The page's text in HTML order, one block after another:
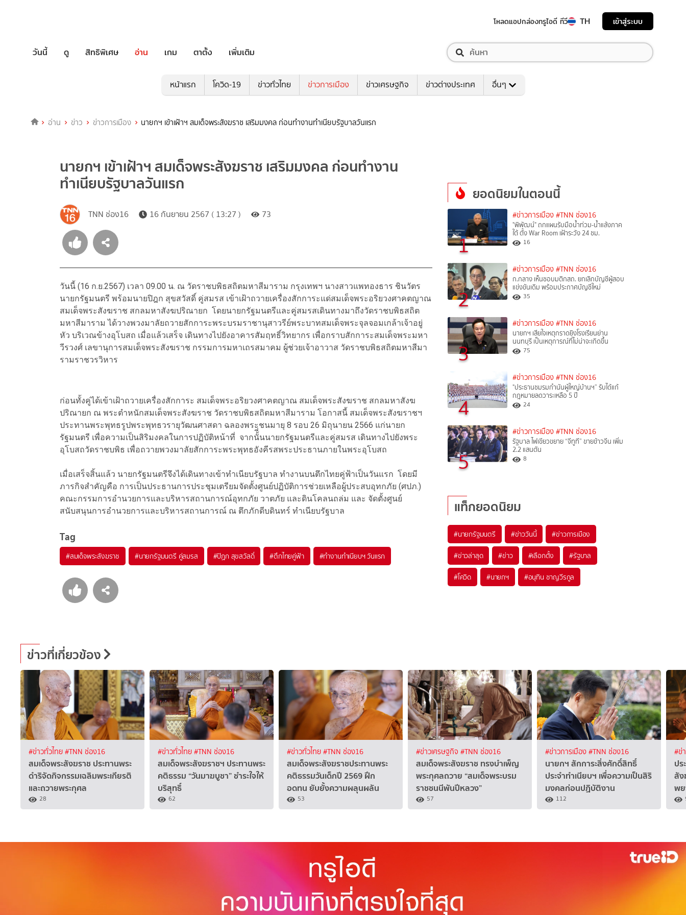
โหลดแอปกล่องทรูไอดี ทีวี TH เข้าสู่ระบบ
วันนี้ ดู สิทธิพิเศษ อ่าน เกม ตาตั้ง เพิ่มเติม
หน้าแรก โควิด-19 ข่าวทั่วไทย ข่าวการเมือง ข่าวเศรษฐกิจ ข่าวต่างประเทศ อื่นๆ
อ่าน ข่าว ข่าวการเมือง นายกฯ เข้าเฝ้าฯ สมเด็จพระสังฆราช เสริมมงคล ก่อนทำงานทำเนียบรัฐบาลวันแรก
นายกฯ เข้าเฝ้าฯ สมเด็จพระสังฆราช เสริมมงคล ก่อนทำงาน
ทำเนียบรัฐบาลวันแรก
TNN ช่อง16 16 กันยายน 2567 ( 13:27 ) 73
วันนี้ (16 ก.ย.2567) เวลา 09.00 น. ณ วัดราชบพิธสถิตมหาสีมาราม กรุงเทพฯ นางสาวแพทองธาร ชินวัตร
นายกรัฐมนตรี พร้อมนายปิฎก สุขสวัสดิ์ คู่สมรส เข้าเฝ้าถวายเครื่องสักการะแด่สมเด็จพระอริยวงศาคตญาณ
สมเด็จพระสังฆราช สกลมหาสังฆปริณายก โดยนายกรัฐมนตรีและคู่สมรสเดินทางมาถึงวัดราชบพิธสถิต
มหาสีมาราม ได้วางพวงมาลัยถวายสักการะพระบรมราชานุสาวรีย์พระบาทสมเด็จพระจุลจอมเกล้าเจ้าอยู่
หัว บริเวณข้างอุโบสถ เมื่อแล้วเสร็จ เดินทางไปยังอาคารสัมฤทธิ์วิทยากร เพื่อกราบสักการะสมเด็จพระมหา
วีรวงศ์ เลขานุการสมเด็จพระสังฆราช กรรมการมหาเถรสมาคม ผู้ช่วยเจ้าอาวาส วัดราชบพิธสถิตมหาสีมา
รามราชวรวิหาร
ก่อนทั้งคู่ได้เข้าเฝ้าถวายเครื่องสักการะ สมเด็จพระอริยวงศาคตญาณ สมเด็จพระสังฆราช สกลมหาสังฆ
ปริณายก ณ พระตำหนักสมเด็จพระสังฆราช วัดราชบพิธสถิตมหาสีมาราม โอกาสนี้ สมเด็จพระสังฆราชฯ
ประทานพระพุทธรูปพระพุทธวรายุวัฒนศาสดา ฉลองพระชนมายุ 8 รอบ 26 มิถุนายน 2566 แก่นายก
รัฐมนตรี เพื่อความเป็นสิริมงคลในการปฏิบัติหน้าที่ จากนั้ี่นนายกรัฐมนตรีและคู่สมรส เดินทางไปยังพระ
อุโบสถวัดราชบพิธ เพื่อถวายพวงมาลัยสักการะพระพุทธอังคีรสพระประธานภายในพระอุโบสถ
เมื่อเสร็จสิ้นแล้ว นายกรัฐมนตรีจึงได้เดินทางเข้าทำเนียบรัฐบาล ทำงานบนตึกไทยคู่ฟ้าเป็นวันแรก โดยมี
ภารกิจสำคัญคือ การเป็นประธานการประชุมเตรียมจัดตั้งศูนย์ปฏิบัติการช่วยเหลือผู้ประสบอุทกภัย (ศปภ.)
คณะกรรมการอำนวยการและบริหารสถานการณ์อุทกภัย วาตภัย และดินโคลนถล่ม และ จัดตั้งศูนย์
สนับสนุนการอำนวยการและบริหารสถานการณ์ ณ ตึกภักดีบดินทร์ ทำเนียบรัฐบาล
Tag
#สมเด็จพระสังฆราช #นายกรัฐมนตรี คู่สมรส #ปิฏก สุขสวัสดิ์ #ตึกไทยคู่ฟ้า #ทำงานทำเนียบฯ วันแรก
ยอดนิยมในตอนนี้
1
#ข่าวการเมือง #TNN ช่อง16
"พิพัฒน์" ถกแผนรับมือน้ำท่วม-น้ำแล้งภาค
ใต้ ตั้ง War Room เฝ้าระวัง 24 ชม.
16
2
#ข่าวการเมือง #TNN ช่อง16
ก.กลาง เห็นชอบมติกสถ. ยกเลิกบัญชีผู้สอบ
แข่งขันเดิม พร้อมประกาศบัญชีใหม่
35
3
#ข่าวการเมือง #TNN ช่อง16
นายกฯ เสียใจเหตุกราดยิงโรงเรียนย่าน
นนทบุรี เป็นเหตุการณ์ที่ไม่น่าจะเกิดขึ้น
75
4
#ข่าวการเมือง #TNN ช่อง16
"ประธานชมรมกำนันผู้ใหญ่บ้านฯ” รับได้แก้
กฎหมายลดวาระเหลือ 5 ปี
24
5
#ข่าวการเมือง #TNN ช่อง16
รัฐบาล ไฟเขียวขยาย “จีทูที” ขายข้าวจีน เพิ่ม
2.2 แสนตัน
8
แท็กยอดนิยม
#นายกรัฐมนตรี #ข่าววันนี้ #ข่าวการเมือง
#ข่าวล่าสุด #ข่าว #เลือกตั้ง #รัฐบาล
#โควิด #นายกฯ #อนุทิน ชาญวีรกูล
ข่าวที่เกี่ยวข้อง
#ข่าวทั่วไทย#TNN ช่อง16
สมเด็จพระสังฆราช ประทานพระ
ดำริจัดกิจกรรมเฉลิมพระเกียรติ
และถวายพระกุศล
28
#ข่าวทั่วไทย#TNN ช่อง16
สมเด็จพระสังฆราชฯ ประทานพระ
คติธรรม “วันมาฆบูชา” ชำระใจให้
บริสุทธิ์
62
#ข่าวทั่วไทย#TNN ช่อง16
สมเด็จพระสังฆราชประทานพระ
คติธรรมวันเด็กปี 2569 ฝึก
อดทน ยับยั้งความผลุนผลัน
53
#ข่าวเศรษฐกิจ #TNN ช่อง16
สมเด็จพระสังฆราช ทรงบำเพ็ญ
พระกุศลถวาย “สมเด็จพระบรม
ราชชนนีพันปีหลวง”
57
#ข่าวการเมือง#TNN ช่อง16
นายกฯ สักการะสิ่งศักดิ์สิทธิ์
ประจำทำเนียบฯ เพื่อความเป็นสิริ
มงคลก่อนปฏิบัติงาน
112
#ข่
ปร
สัง
พ